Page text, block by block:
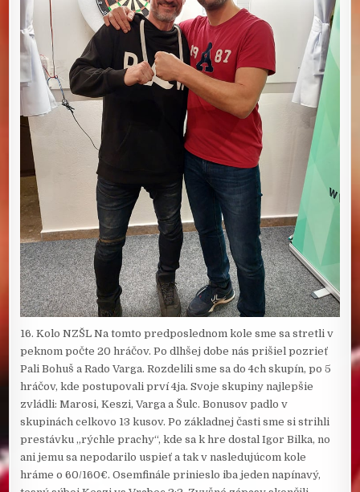
16. Kolo NZŠL Na tomto predposlednom kole sme sa stretli v
peknom počte 20 hráčov. Po dlhšej dobe nás prišiel pozrieť
Pali Bohuš a Rado Varga. Rozdelili sme sa do 4ch skupín, po 5
hráčov, kde postupovali prví 4ja. Svoje skupiny najlepšie
zvládli: Marosi, Keszi, Varga a Šulc. Bonusov padlo v
skupinách celkovo 13 kusov. Po základnej časti sme si strihli
prestávku „rýchle prachy“, kde sa k hre dostal Igor Bilka, no
ani jemu sa nepodarilo uspieť a tak v nasledujúcom kole
hráme o 60/160€. Osemfinále prinieslo iba jeden napínavý,